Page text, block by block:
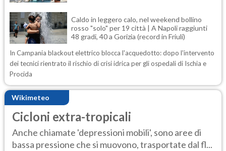
Caldo in leggero calo, nel weekend bollino
rosso "solo" per 19 città | A Napoli raggiunti
48 gradi, 40 a Gorizia (record in Friuli)
In Campania blackout elettrico blocca l'acquedotto: dopo l'intervento
dei tecnici rientrato il rischio di crisi idrica per gli ospedali di Ischia e
Procida
Wikimeteo
Cicloni extra-tropicali
Anche chiamate 'depressioni mobili', sono aree di
bassa pressione che si muovono, trasportate dal fl...